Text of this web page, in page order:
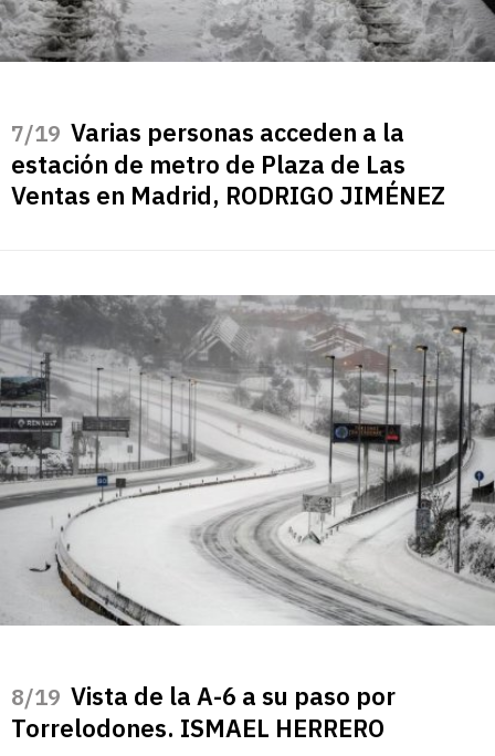
/19 Varias personas acceden a la
estación de metro de Plaza de Las
Ventas en Madrid, RODRIGO JIMÉNEZ
/19 Vista de la A-6 a su paso por
Torrelodones. ISMAEL HERRERO